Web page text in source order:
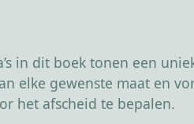
in dit boek tonen een
elke gewenste maat en
het afscheid te bepalen.